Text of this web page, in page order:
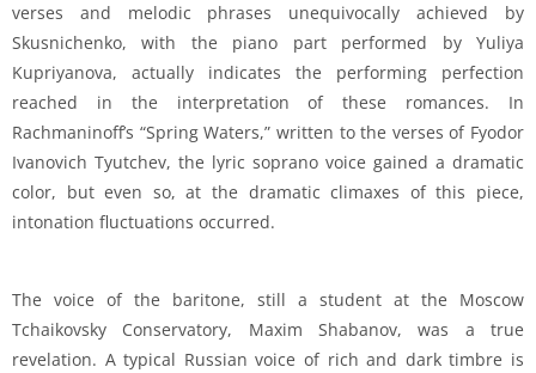
verses and melodic phrases unequivocally achieved by
Skusnichenko, with the piano part performed by Yuliya
Kupriyanova, actually indicates the performing perfection
reached in the interpretation of these romances. In
Rachmaninoff’s “Spring Waters,” written to the verses of Fyodor
Ivanovich Tyutchev, the lyric soprano voice gained a dramatic
color, but even so, at the dramatic climaxes of this piece,
intonation fluctuations occurred.
The voice of the baritone, still a student at the Moscow
Tchaikovsky Conservatory, Maxim Shabanov, was a true
revelation. A typical Russian voice of rich and dark timbre is